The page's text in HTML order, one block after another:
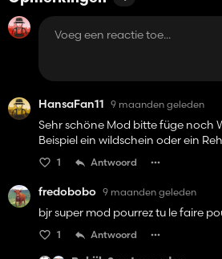
HansaFan11 9 maanden geleden
Sehr schöne Mod bitte füge noch
Beispiel ein wildschein oder ein Reh
1 Antwoord
fredobobo 9 maanden geleden
bjr super mod pourrez tu le faire
1 Antwoord